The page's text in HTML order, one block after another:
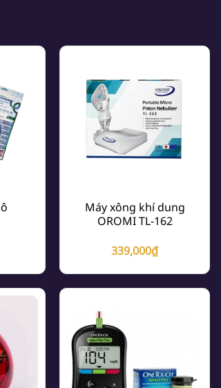
Máy xông khí dung
OROMI TL-162
339,000₫